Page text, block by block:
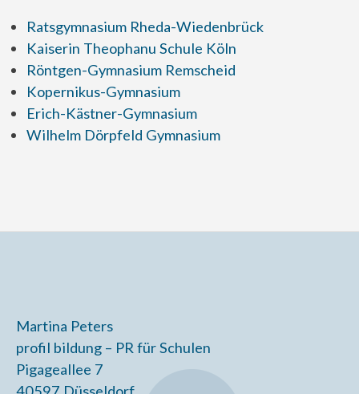
Ratsgymnasium Rheda-Wiedenbrück
Kaiserin Theophanu Schule Köln
Röntgen-Gymnasium Remscheid
Kopernikus-Gymnasium
Erich-Kästner-Gymnasium
Wilhelm Dörpfeld Gymnasium
Martina Peters
profil bildung – PR für Schulen
Pigageallee 7